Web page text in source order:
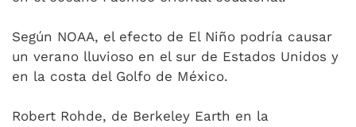
Según NOAA, el efecto de El Niño podría causar
un verano lluvioso en el sur de Estados Unidos y
en la costa del Golfo de México.
Robert Rohde, de Berkeley Earth en la